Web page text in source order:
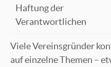
Haftung der
Verantwortlichen
Viele Vereinsgründer
auf einzelne Themen –